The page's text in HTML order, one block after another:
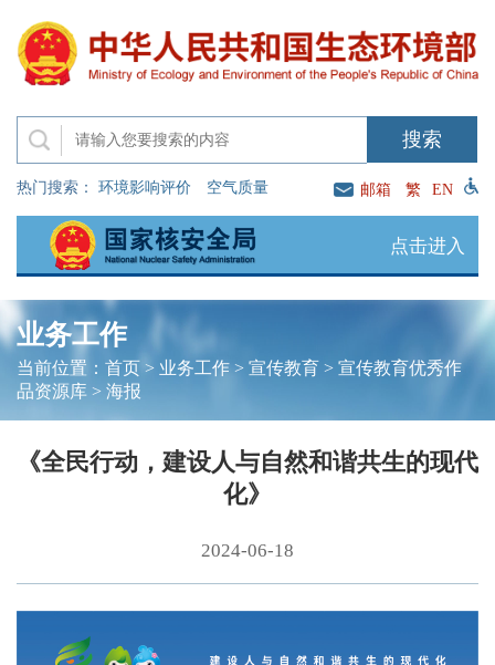
热门搜索： 环境影响评价 空气质量 邮箱 繁 EN
点击进入
业务工作
当前位置： 首页> 业务工作> 宣传教育> 宣传教育优秀作
品资源库> 海报
《全民行动，建设人与自然和谐共生的现代
化》
2024-06-18